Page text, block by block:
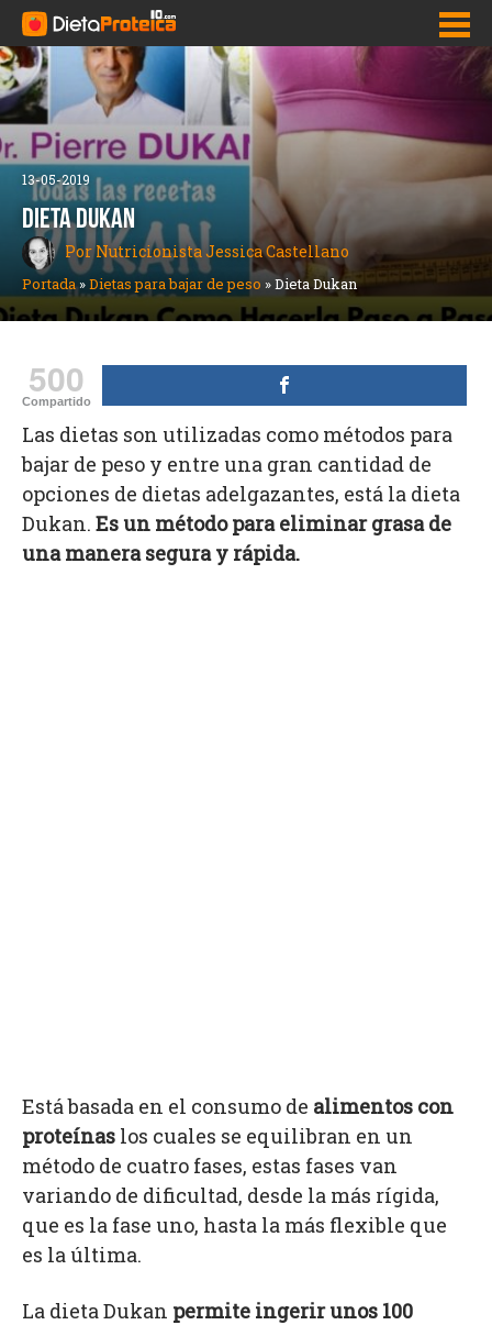
Inicio
Adelgazar Rápido
Dietas para bajar de peso
Pastillas para adelgazar y bajar de peso
Como bajar la panza
Nutrición
13-05-2019
DIETA DUKAN
Por Nutricionista Jessica Castellano
Portada»Dietas para bajar de peso »Dieta Dukan
500
Compartido
Las dietas son utilizadas como métodos para
bajar de peso y entre una gran cantidad de
opciones de dietas adelgazantes, está la dieta
Dukan. Es un método para eliminar grasa de
una manera segura y rápida.
Está basada en el consumo de alimentos con
proteínas los cuales se equilibran en un
método de cuatro fases, estas fases van
variando de dificultad, desde la más rígida,
que es la fase uno, hasta la más flexible que
es la última.
La dieta Dukan permite ingerir unos 100